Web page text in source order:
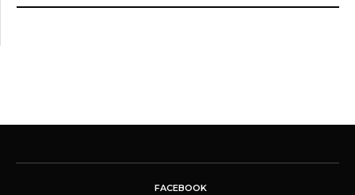
FACEBOOK